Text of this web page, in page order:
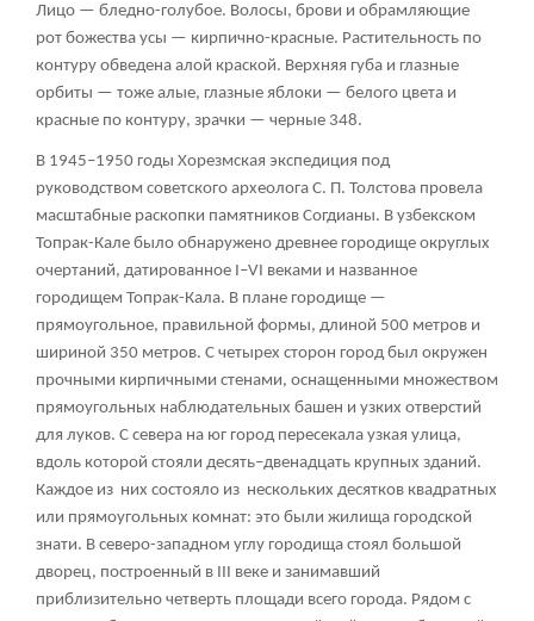
Лицо — бледно-голубое. Волосы, брови и обрамляющие
рот божества усы — кирпично-красные. Растительность по
контуру обведена алой краской. Верхняя губа и глазные
орбиты — тоже алые, глазные яблоки — белого цвета и
красные по контуру, зрачки — черные 348.
В 1945–1950 годы Хорезмская экспедиция под
руководством советского археолога С. П. Толстова провела
масштабные раскопки памятников Согдианы. В узбекском
Топрак-Кале было обнаружено древнее городище округлых
очертаний, датированное I–VI веками и названное
городищем Топрак-Кала. В плане городище —
прямоугольное, правильной формы, длиной 500 метров и
шириной 350 метров. С четырех сторон город был окружен
прочными кирпичными стенами, оснащенными множеством
прямоугольных наблюдательных башен и узких отверстий
для луков. С севера на юг город пересекала узкая улица,
вдоль которой стояли десять–двенадцать крупных зданий.
Каждое из них состояло из нескольких десятков квадратных
или прямоугольных комнат: это были жилища городской
знати. В северо-западном углу городища стоял большой
дворец, построенный в III веке и занимавший
приблизительно четверть площади всего города. Рядом с